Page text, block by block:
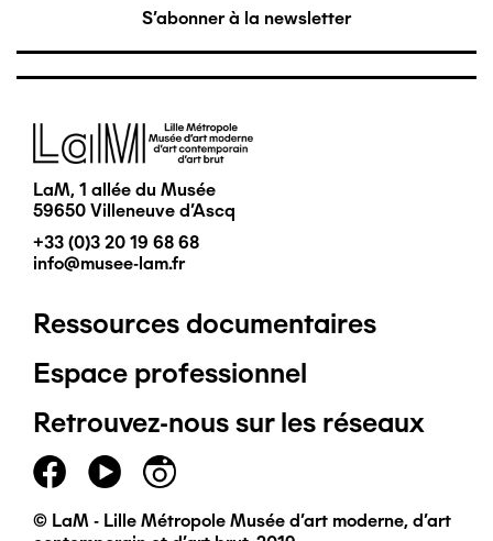
S'abonner à la newsletter
Image
LaM, 1 allée du Musée
59650 Villeneuve d'Ascq
+33 (0)3 20 19 68 68
info@musee-lam.fr
Pied
de
page
principal
Ressources documentaires
Espace professionnel
Retrouvez-nous sur les réseaux
© LaM - Lille Métropole Musée d'art moderne, d'art